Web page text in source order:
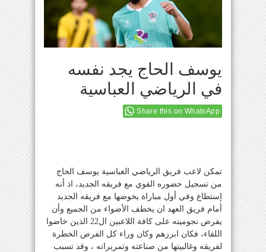
يوسف الحاج يجد نفسه
في الرياضي العباسية
Share this on WhatsApp
تمكن لاعب فريق الرياضي العباسية يوسف الحاج
من تسجيل حضوره القوي مع فريقه الجديد، اذ أنه
إستطاع وفي أول مباراة يخوضها مع فريقه الجديد
أمام فريق العهد ان يخطف الأضواء من الجميع وأن
يفرض نجوميته على كافة اللاعبين ال22 الذين خاضوا
اللقاء، فكان ابرزهم وكان وراء كل الفرص الخطرة
لفريقه وغالبيتها من صناعته وتمريراته ، وقد تسبب